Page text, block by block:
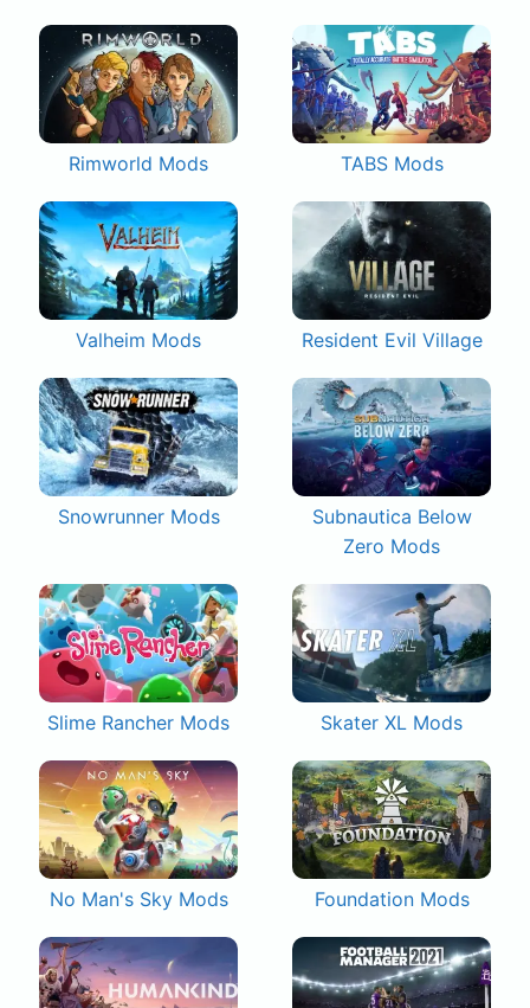
Rimworld Mods TABS Mods
Valheim Mods Resident Evil Village
Snowrunner Mods
Subnautica Below
Zero Mods
Slime Rancher Mods Skater XL Mods
No Man's Sky Mods Foundation Mods